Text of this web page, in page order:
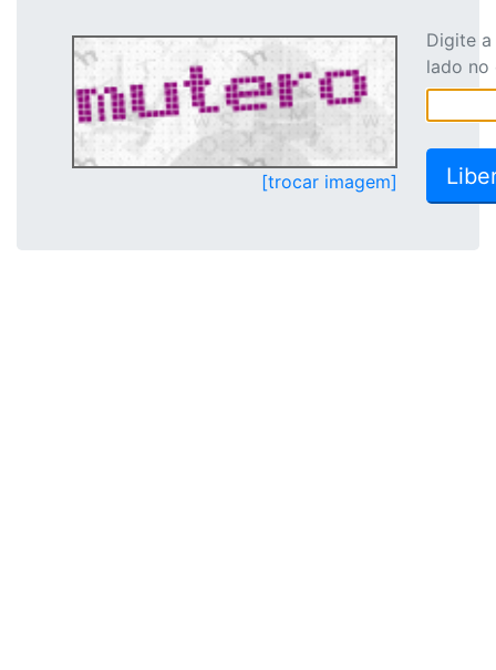
[trocar imagem]
Digite
lado no